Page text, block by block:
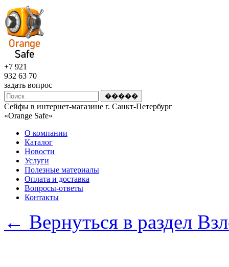
+7 921
932 63 70
задать вопрос
Сейфы в интернет-магазине г. Санкт-Петербург
«Оrange Safe»
О компании
Каталог
Новости
Услуги
Полезные материалы
Оплата и доставка
Вопросы-ответы
Контакты
← Вернуться в раздел